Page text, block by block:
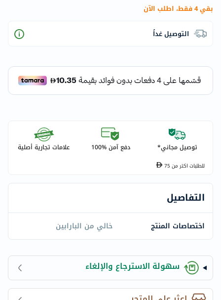
بقي 4 فقط، اطلب الآن
التوصيل غداً
توصيل مجاني* دفع آمن %100 علامات تجارية أصلية
للطلبات اكتر من75
التفاصيل
اختصاصات المنتج خالي من البارابين
سهولة الاسترجاع والإلغاء